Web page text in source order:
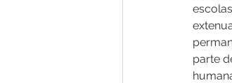
parte